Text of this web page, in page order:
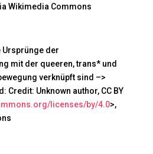
Wikimedia Commons
Ursprünge der
mit der queeren, trans* und
verknüpft sind –>
Credit: Unknown author, CC BY
licenses/by/4.0>,